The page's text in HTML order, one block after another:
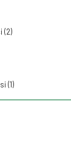
(2)
(1)